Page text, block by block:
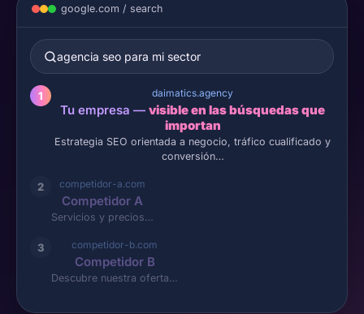
google.com / search
agencia seo para mi sector
1 daimatics.agency
Tu empresa — visible en las búsquedas que
importan
Estrategia SEO orientada a negocio, tráfico cualificado y
conversión…
2 competidor-a.com
Competidor A
Servicios y precios…
3 competidor-b.com
Competidor B
Descubre nuestra oferta…